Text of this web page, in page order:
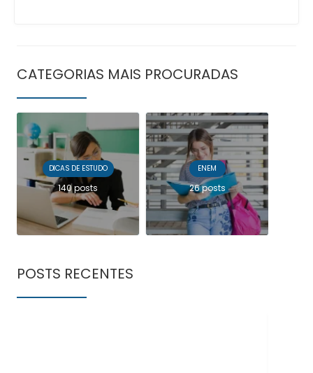
CATEGORIAS MAIS PROCURADAS
DICAS DE ESTUDO
140 posts
ENEM
26 posts
POSTS RECENTES